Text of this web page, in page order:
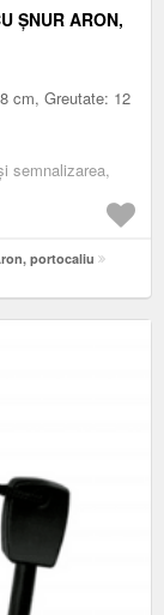
ȘNUR ARON,
cm, Greutate: 12
semnalizarea,
portocaliu